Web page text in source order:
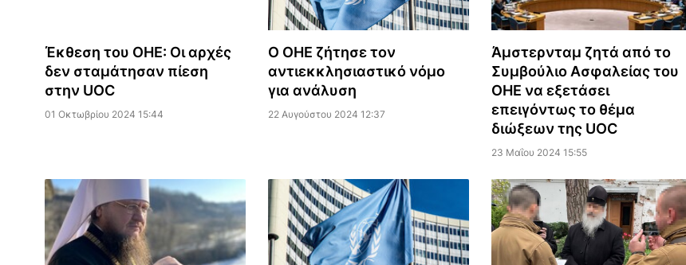
Έκθεση του ΟΗΕ: Οι αρχές
δεν σταμάτησαν πίεση
στην UOC
01 Οκτωβρίου 2024 15:44
Ο ΟΗΕ ζήτησε τον
αντιεκκλησιαστικό νόμο
για ανάλυση
22 Αυγούστου 2024 12:37
Άμστερνταμ ζητά από το
Συμβούλιο Ασφαλείας του
ΟΗΕ να εξετάσει
επειγόντως το θέμα
διώξεων της UOC
23 Μαΐου 2024 15:55